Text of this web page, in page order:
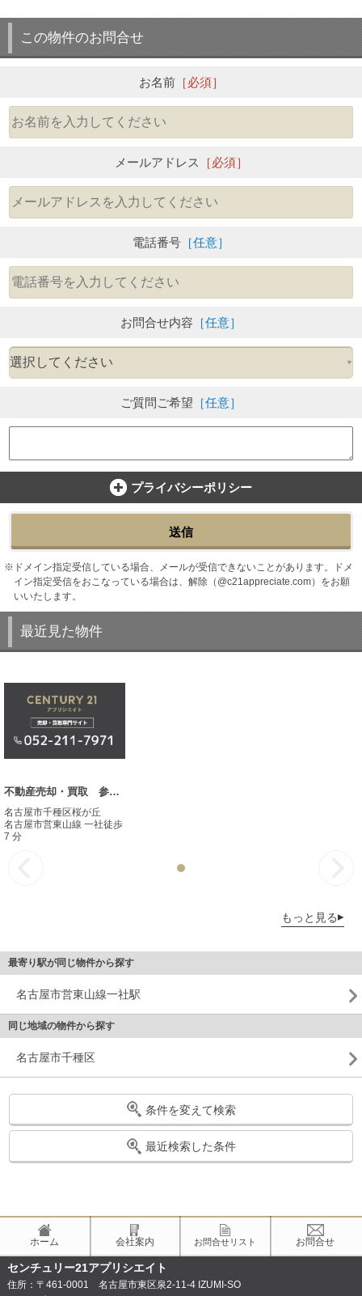
この物件のお問合せ
お名前［必須］
メールアドレス ［必須］
電話番号 ［任意］
お問合せ内容 ［任意］
ご質問ご希望 ［任意］
プライバシーポリシー
送信
ドメイン指定受信している場合、メールが受信できないことがあります。ドメ
イン指定受信をおこなっている場合は、解除（@c21appreciate.com）をお願
いいたします。
最近見た物件
不動産売却・買取 参考事例
名古屋市千種区桜が丘
名古屋市営東山線 一社徒歩
7 分
もっと見る
最寄り駅が同じ物件から探す
名古屋市営東山線一社駅
同じ地域の物件から探す
名古屋市千種区
条件を変えて検索
最近検索した条件
ホーム 会社案内 お問合せリスト お問合せ
センチュリー21アプリシエイト
住所：〒461-0001 名古屋市東区泉2-11-4 IZUMI-SO